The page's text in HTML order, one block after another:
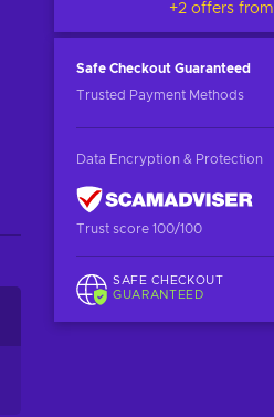
+2 offers from
Safe Checkout Guaranteed
Trusted Payment Methods
Data Encryption & Protection
Trust score 100/100
SAFE CHECKOUT
GUARANTEED